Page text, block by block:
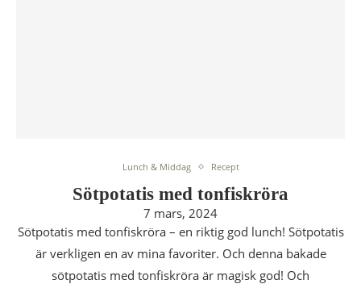
Lunch & Middag Recept
Sötpotatis med tonfiskröra
7 mars, 2024
Sötpotatis med tonfiskröra – en riktig god lunch! Sötpotatis
är verkligen en av mina favoriter. Och denna bakade
sötpotatis med tonfiskröra är magisk god! Och